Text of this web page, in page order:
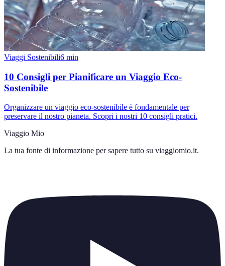
Viaggi Sostenibili6 min
10 Consigli per Pianificare un Viaggio Eco-
Sostenibile
Organizzare un viaggio eco-sostenibile è fondamentale per
preservare il nostro pianeta. Scopri i nostri 10 consigli pratici.
Viaggio Mio
La tua fonte di informazione per sapere tutto su viaggiomio.it.